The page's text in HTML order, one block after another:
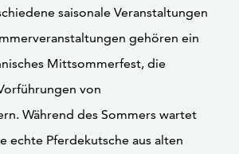
saisonale Veranstaltungen
gehören ein
Mittsommerfest, die
von
Während des Sommers wartet
echte Pferdekutsche aus alten